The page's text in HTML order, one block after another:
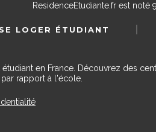
ResidenceEtudiante.frest noté
SE LOGER ÉTUDIANT
en France. Découvrez des
rapport à l'école.